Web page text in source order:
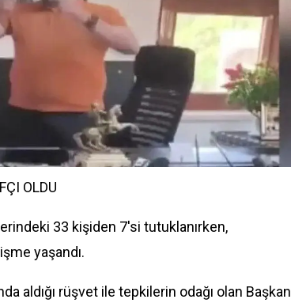
OLDU
33 kişiden 7'si tutuklanırken,
yaşandı.
aldığı rüşvet ile tepkilerin odağı olan Başkan